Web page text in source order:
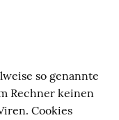
so genannte
Rechner keinen
Cookies